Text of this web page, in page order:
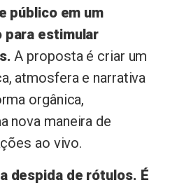
público em um
para estimular
A proposta é criar um
atmosfera e narrativa
orgânica,
nova maneira de
ao vivo.
despida de rótulos. É